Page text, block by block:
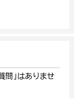
問」はありませ